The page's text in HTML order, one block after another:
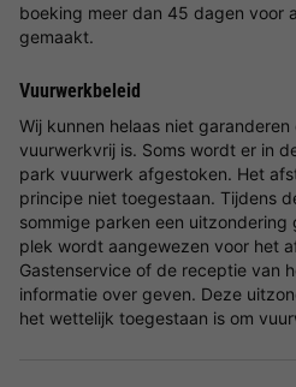
boeking meer dan 45 dagen voor
gemaakt.
Vuurwerkbeleid
Wij kunnen helaas niet
vuurwerkvrij is. Soms wordt er in
park vuurwerk afgestoken. Het
principe niet toegestaan. Tijdens
sommige parken een
plek wordt aangewezen voor het
Gastenservice of de receptie van
informatie over geven. Deze
het wettelijk toegestaan is om